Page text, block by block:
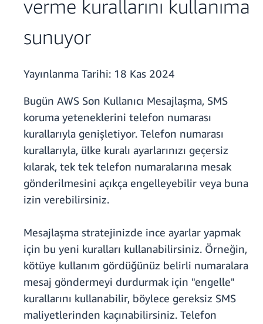
verme kurallarını kullanıma
sunuyor
Yayınlanma Tarihi: 18 Kas 2024
Bugün AWS Son Kullanıcı Mesajlaşma, SMS
koruma yeteneklerini telefon numarası
kurallarıyla genişletiyor. Telefon numarası
kurallarıyla, ülke kuralı ayarlarınızı geçersiz
kılarak, tek tek telefon numaralarına mesak
gönderilmesini açıkça engelleyebilir veya buna
izin verebilirsiniz.
Mesajlaşma stratejinizde ince ayarlar yapmak
için bu yeni kuralları kullanabilirsiniz. Örneğin,
kötüye kullanım gördüğünüz belirli numaralara
mesaj göndermeyi durdurmak için "engelle"
kurallarını kullanabilir, böylece gereksiz SMS
maliyetlerinden kaçınabilirsiniz. Telefon